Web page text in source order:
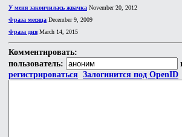
У меня закончилась жвачка November 20, 2012
Фраза месяца December 9, 2009
Фраза дня March 14, 2015
Комментировать:
пользователь:
регистрироваться Залогинится под OpenID